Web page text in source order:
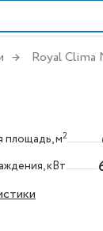
Royal Clima
площадь, м2
кВт